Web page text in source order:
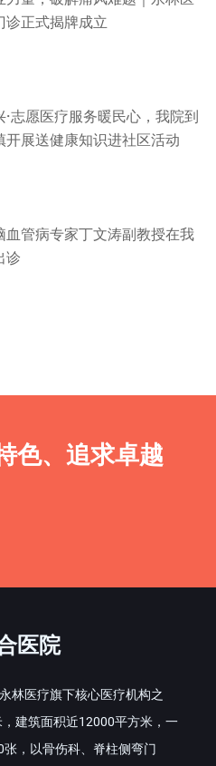
诊正式揭牌成立
·志愿医疗服务暖民心，我院到
开展送健康知识进社区活动
血管病专家丁文涛副教授在我
诊
色、追求卓越
医院
林医疗旗下核心医疗机构之
建筑面积近12000平方米，一
，以骨伤科、脊柱侧弯门